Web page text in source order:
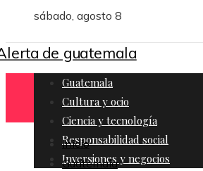
sábado, agosto 8
Guatemala
Cultura y ocio
Ciencia y tecnología
Responsabilidad social
Inversiones y negocios
Inicio
Guatemala